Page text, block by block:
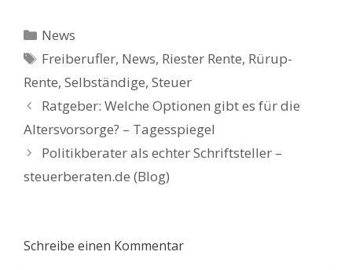
Kategorien
News
Schlagwörter
Freiberufler, News, Riester Rente, Rürup-
Rente, Selbständige, Steuer
Beitrags-
Navigation
Ratgeber: Welche Optionen gibt es für die
Altersvorsorge? – Tagesspiegel
Politikberater als echter Schriftsteller –
steuerberaten.de (Blog)
Schreibe einen Kommentar